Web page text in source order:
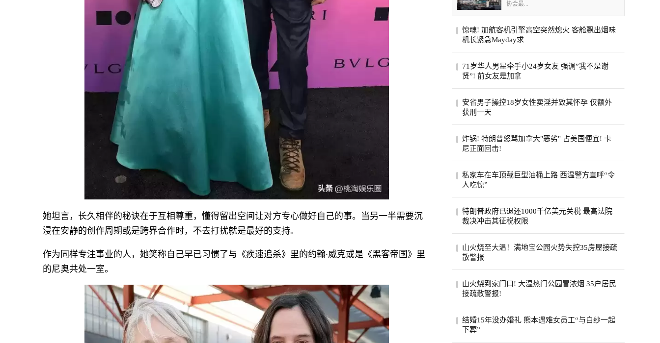
她坦言，长久相伴的秘诀在于互相尊重，懂得留出空间让对方专心做好自己的事。当另一半需要沉
浸在安静的创作周期或是跨界合作时，不去打扰就是最好的支持。
作为同样专注事业的人，她笑称自己早已习惯了与《疾速追杀》里的约翰·威克或是《黑客帝国》里
的尼奥共处一室。
协会最...
惊魂! 加航客机引擎高空突然熄火 客舱飘出烟味
机长紧急Mayday求
就要抵达目的地，机舱里却突然冒出烟味，
一号...
71岁华人男星牵手小24岁女友 强调”我不是谢
贤”! 前女友是加拿
顺手官宣了女友。女友陈苡㛤（童芯），比
安省男子操控18岁女性卖淫并致其怀孕 仅额外
获刑一天
卖淫并致其怀孕，被判处已羁押时间之外仅
炸锅! 特朗普怒骂加拿大"恶劣" 占美国便宜! 卡
尼正面回击!
将继续捍卫本国利益，同一天加美贸易官员
私家车在车顶载巨型油桶上路 西温警方直呼“令
人吃惊”
期间进行的一次罕见的交通拦截。西温警局
在社...
特朗普政府已退还1000千亿美元关税 最高法院
裁决冲击其征税权限
据国际紧急经济权力法所征税款的六成。最
山火烧至大温！满地宝公园火势失控35房屋接疏
散警报
发生山火，当局下午稍晚更新消息，称已有
山火烧到家门口! 大温热门公园冒浓烟 35户居民
接疏散警报!
火，安莫尔村35处房产接疏散警报。高压电
结婚15年没办婚礼 熊本遇难女员工“与白纱一起
下葬”